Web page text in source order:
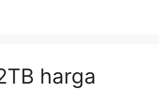
harga